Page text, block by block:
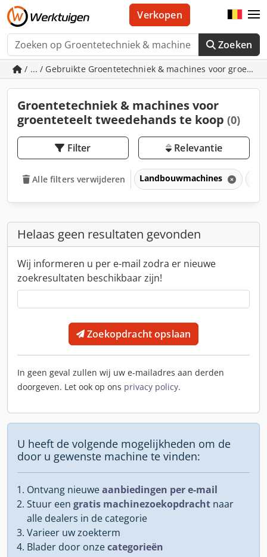
Zoeken
Verkopen
/ ... / Gebruikte Groentetechniek & machines voor
Groentetechniek & machines voor
groenteteelt tweedehands te koop (0)
Filter Relevantie
Alle filters verwijderen Landbouwmachines
Helaas geen resultaten gevonden
Wij informeren u per e-mail zodra er nieuwe
zoekresultaten beschikbaar zijn!
Zoekopdracht opslaan
In geen geval zullen wij uw e-mailadres aan derden
doorgeven. Let ook op ons privacy policy.
U heeft de volgende mogelijkheden om de
door u gewenste machine te vinden:
Ontvang nieuweaanbiedingen per e-mail
Stuur een gratis machinezoekopdracht naar
alle dealers in de categorie
Varieer uw zoekterm
Blader door onzecategorieën